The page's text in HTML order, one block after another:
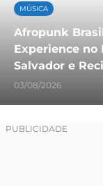
MÚSICA
Afropunk
Experience no
Salvador e
03/08/2026